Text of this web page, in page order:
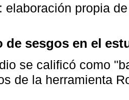
elaboración propia
de sesgos en el
se calificó como
de la herramienta